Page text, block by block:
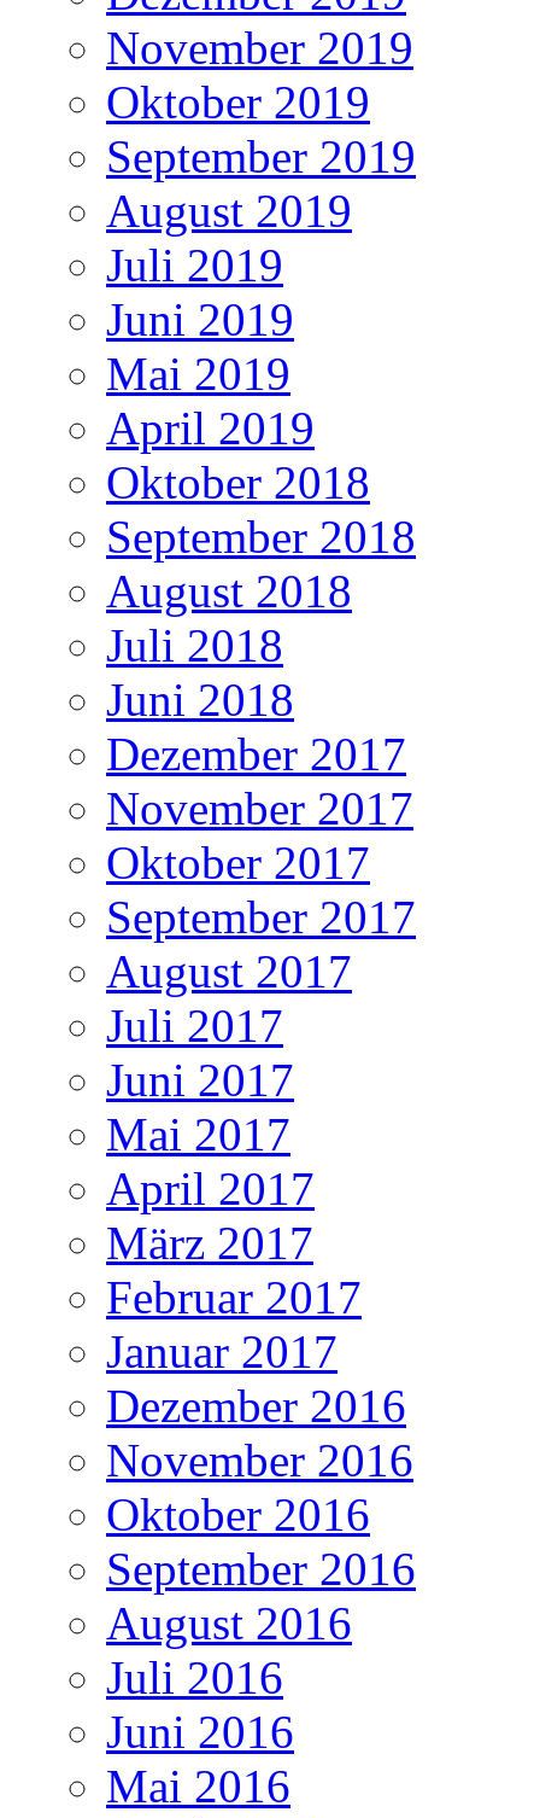
November 2019
Oktober 2019
September 2019
August 2019
Juli 2019
Juni 2019
Mai 2019
April 2019
Oktober 2018
September 2018
August 2018
Juli 2018
Juni 2018
Dezember 2017
November 2017
Oktober 2017
September 2017
August 2017
Juli 2017
Juni 2017
Mai 2017
April 2017
März 2017
Februar 2017
Januar 2017
Dezember 2016
November 2016
Oktober 2016
September 2016
August 2016
Juli 2016
Juni 2016
Mai 2016